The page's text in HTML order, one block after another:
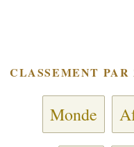
CLASSEMENT PAR
Monde